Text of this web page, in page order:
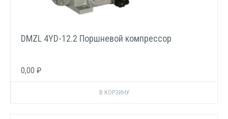
DMZL 4YD-12.2 Поршневой компрессор
0,00 ₽